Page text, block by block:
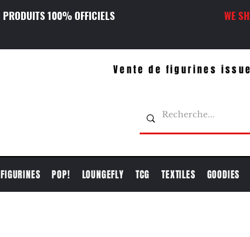
PRODUITS 100% OFFICIELS WE
Vente de figurines
FIGURINES POP! LOUNGEFLY TCG TEXTILES GOODIES